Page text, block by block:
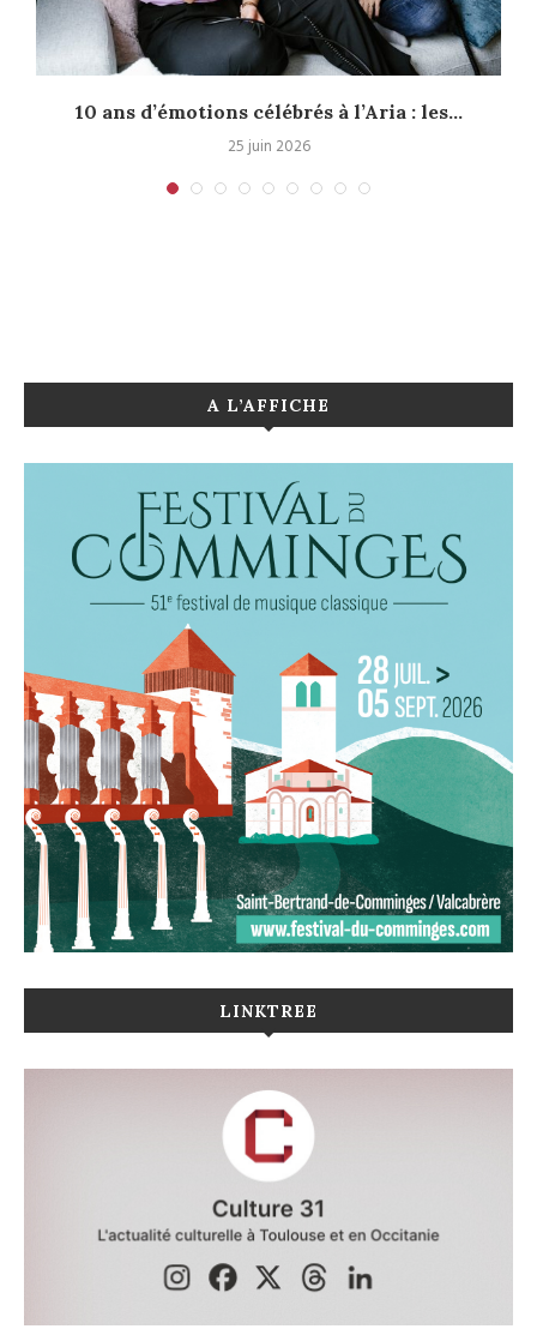
10 ans d’émotions célébrés à l’Aria : les...
25 juin 2026
A L’AFFICHE
LINKTREE